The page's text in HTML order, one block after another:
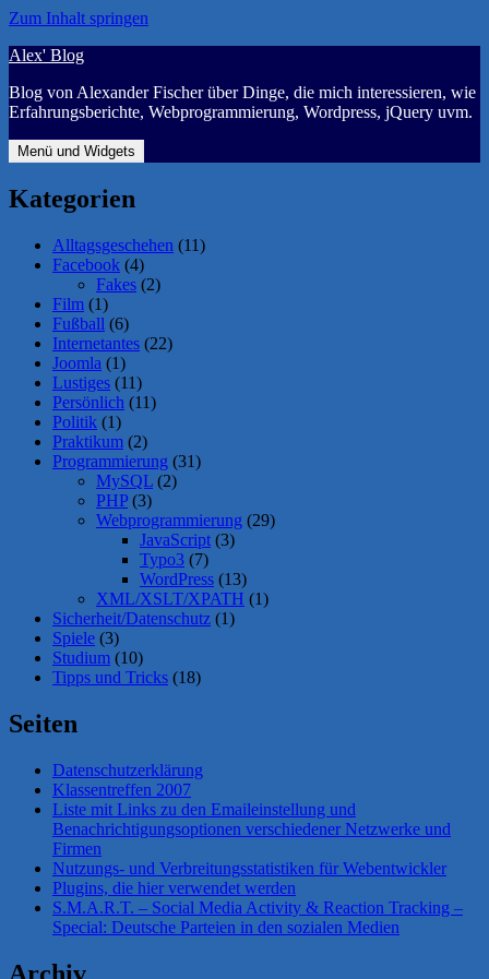
Zum Inhalt springen
Alex' Blog
Blog von Alexander Fischer über Dinge, die mich interessieren, wie
Erfahrungsberichte, Webprogrammierung, Wordpress, jQuery uvm.
Menü und Widgets
Kategorien
Alltagsgeschehen (11)
Facebook (4)
Fakes (2)
Film (1)
Fußball (6)
Internetantes (22)
Joomla (1)
Lustiges (11)
Persönlich (11)
Politik (1)
Praktikum (2)
Programmierung (31)
MySQL (2)
PHP (3)
Webprogrammierung (29)
JavaScript (3)
Typo3 (7)
WordPress (13)
XML/XSLT/XPATH (1)
Sicherheit/Datenschutz (1)
Spiele (3)
Studium (10)
Tipps und Tricks (18)
Seiten
Datenschutzerklärung
Klassentreffen 2007
Liste mit Links zu den Emaileinstellung und
Benachrichtigungsoptionen verschiedener Netzwerke und
Firmen
Nutzungs- und Verbreitungsstatistiken für Webentwickler
Plugins, die hier verwendet werden
S.M.A.R.T. – Social Media Activity & Reaction Tracking –
Special: Deutsche Parteien in den sozialen Medien
Archiv